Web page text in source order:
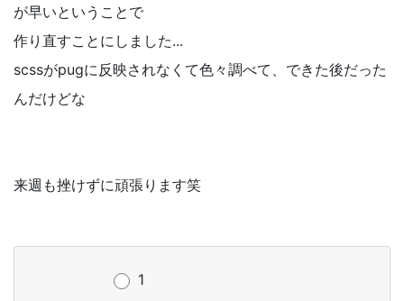
が早いということで
作り直すことにしました...
scssがpugに反映されなくて色々調べて、できた後だった
んだけどな
来週も挫けずに頑張ります笑
1